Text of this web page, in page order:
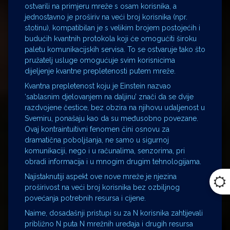
ostvarili na primjeru mreže s osam korisnika, a
jednostavno je proširiv na veći broj korisnika (npr.
stotinu), kompatibilan je s velikim brojem postojećih i
budućih kvantnih protokola koji će omogućiti široku
paletu komunikacijskih servisa. To se ostvaruje tako što
pružatelj usluge omogućuje svim korisnicima
dijeljenje kvantne prepletenosti putem mreže.
Kvantna prepletenost koju je Einstein nazvao
‘sablasnim djelovanjem na daljinu’ znači da se dvije
razdvojene čestice, bez obzira na njihovu udaljenost u
Svemiru, ponašaju kao da su međusobno povezane.
Ovaj kontraintuitivni fenomen čini osnovu za
dramatična poboljšanja, ne samo u sigurnoj
komunikaciji, nego i u računalima, senzorima, pri
obradi informacija i u mnogim drugim tehnologijama.
Najistaknutiji aspekt ove nove mreže je njezina
proširivost na veći broj korisnika bez ozbiljnog
povećanja potrebnih resursa i cijene.
Naime, dosadašnji pristupi su za N korisnika zahtijevali
približno N puta N mrežnih uređaja i drugih resursa